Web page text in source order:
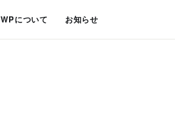
について お知らせ